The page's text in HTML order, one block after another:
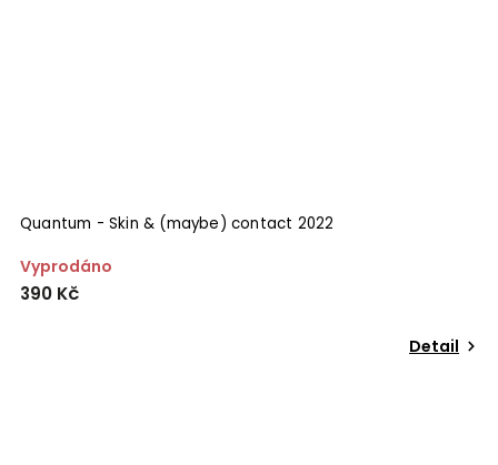
Quantum - Skin & (maybe) contact 2022
Vyprodáno
390 Kč
Detail